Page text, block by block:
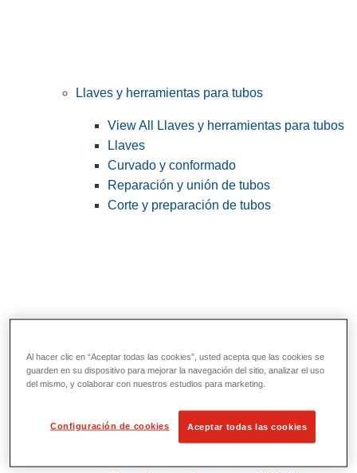
Llaves y herramientas para tubos
View All Llaves y herramientas para tubos
Llaves
Curvado y conformado
Reparación y unión de tubos
Corte y preparación de tubos
Herramientas de servicios públicos y de
View All Herramientas de servicios
Al hacer clic en “Aceptar todas las cookies”, usted acepta que las cookies se
guarden en su dispositivo para mejorar la navegación del sitio, analizar el uso
del mismo, y colaborar con nuestros estudios para marketing.
Configuración de cookies Aceptar todas las cookies